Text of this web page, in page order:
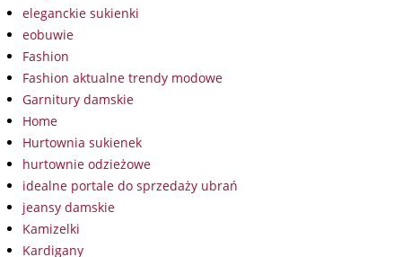
eleganckie sukienki
eobuwie
Fashion
Fashion aktualne trendy modowe
Garnitury damskie
Home
Hurtownia sukienek
hurtownie odzieżowe
idealne portale do sprzedaży ubrań
jeansy damskie
Kamizelki
Kardigany